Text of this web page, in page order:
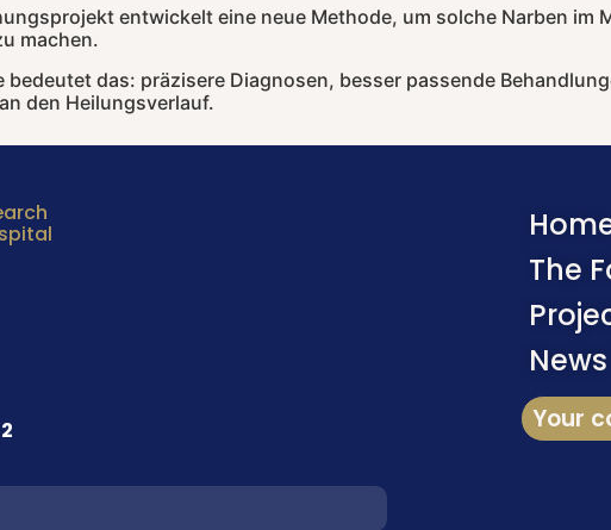
entwickelt eine neue Methode, um solche Narben im
machen.
bedeutet das: präzisere Diagnosen, besser passende
den Heilungsverlauf.
The
News
Your